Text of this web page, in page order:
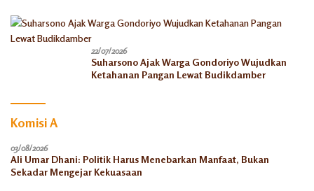
22/07/2026
Suharsono Ajak Warga Gondoriyo Wujudkan
Ketahanan Pangan Lewat Budikdamber
Komisi A
03/08/2026
Ali Umar Dhani: Politik Harus Menebarkan Manfaat, Bukan
Sekadar Mengejar Kekuasaan